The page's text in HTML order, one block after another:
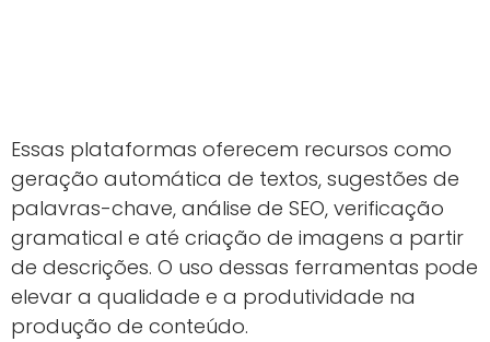
Essas plataformas oferecem recursos como
geração automática de textos, sugestões de
palavras-chave, análise de SEO, verificação
gramatical e até criação de imagens a partir
de descrições. O uso dessas ferramentas pode
elevar a qualidade e a produtividade na
produção de conteúdo.